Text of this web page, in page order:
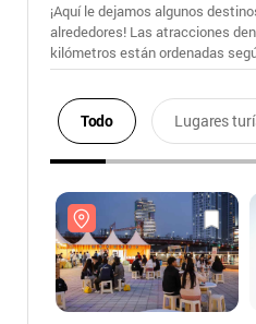
¡Aquí le dejamos algunos
alrededores! Las atracciones
kilómetros están ordenadas
Todo Lugares